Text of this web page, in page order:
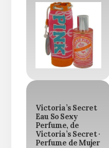
Victoria’s Secret
Eau So Sexy
Perfume, de
Victoria’s Secret ·
Perfume de Mujer